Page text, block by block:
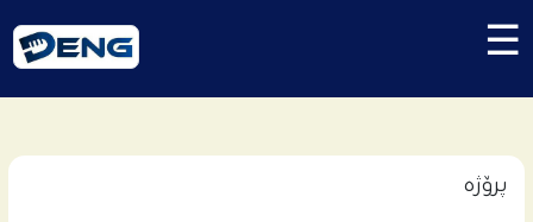
☰
پرۆژە